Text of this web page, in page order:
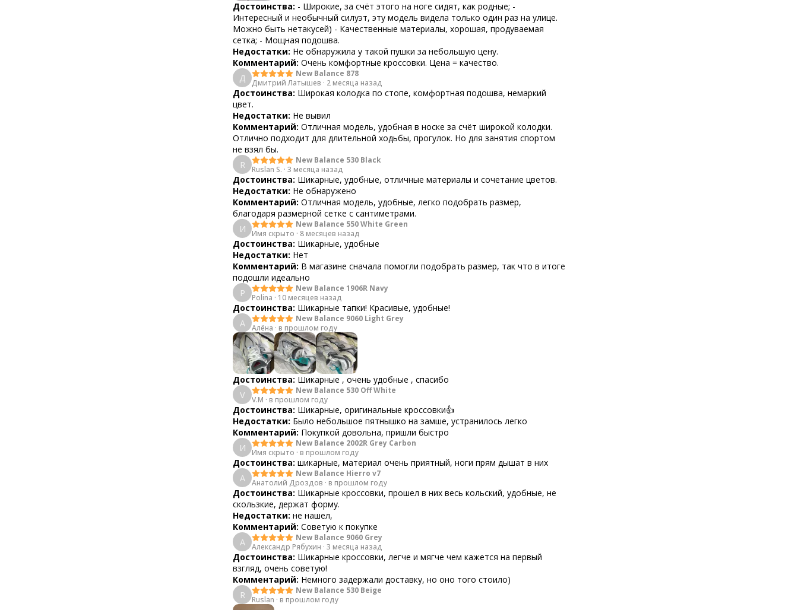
Достоинства: - Широкие, за счёт этого на ноге сидят, как родные; -
Интересный и необычный силуэт, эту модель видела только один раз на улице.
Можно быть нетакусей) - Качественные материалы, хорошая, продуваемая
сетка; - Мощная подошва.
Недостатки: Не обнаружила у такой пушки за небольшую цену.
Комментарий: Очень комфортные кроссовки. Цена = качество.
Д
New Balance 878
Дмитрий Латышев · 2 месяца назад
Достоинства: Широкая колодка по стопе, комфортная подошва, немаркий
цвет.
Недостатки: Не вывил
Комментарий: Отличная модель, удобная в носке за счёт широкой колодки.
Отлично подходит для длительной ходьбы, прогулок. Но для занятия спортом
не взял бы.
R
New Balance 530 Black
Ruslan S. · 3 месяца назад
Достоинства: Шикарные, удобные, отличные материалы и сочетание цветов.
Недостатки: Не обнаружено
Комментарий: Отличная модель, удобные, легко подобрать размер,
благодаря размерной сетке с сантиметрами.
И
New Balance 550 White Green
Имя скрыто · 8 месяцев назад
Достоинства: Шикарные, удобные
Недостатки: Нет
Комментарий: В магазине сначала помогли подобрать размер, так что в итоге
подошли идеально
P
New Balance 1906R Navy
Polina · 10 месяцев назад
Достоинства: Шикарные тапки! Красивые, удобные!
А
New Balance 9060 Light Grey
Алёна · в прошлом году
Достоинства: Шикарные , очень удобные , спасибо
V
New Balance 530 Off White
V.M · в прошлом году
Достоинства: Шикарные, оригинальные кроссовки👍
Недостатки: Было небольшое пятнышко на замше, устранилось легко
Комментарий: Покупкой довольна, пришли быстро
И
New Balance 2002R Grey Carbon
Имя скрыто · в прошлом году
Достоинства: шикарные, материал очень приятный, ноги прям дышат в них
А
New Balance Hierro v7
Анатолий Дроздов · в прошлом году
Достоинства: Шикарные кроссовки, прошел в них весь кольский, удобные, не
скользкие, держат форму.
Недостатки: не нашел,
Комментарий: Советую к покупке
А
New Balance 9060 Grey
Александр Рябухин · 3 месяца назад
Достоинства: Шикарные кроссовки, легче и мягче чем кажется на первый
взгляд, очень советую!
Комментарий: Немного задержали доставку, но оно того стоило)
R
New Balance 530 Beige
Ruslan · в прошлом году